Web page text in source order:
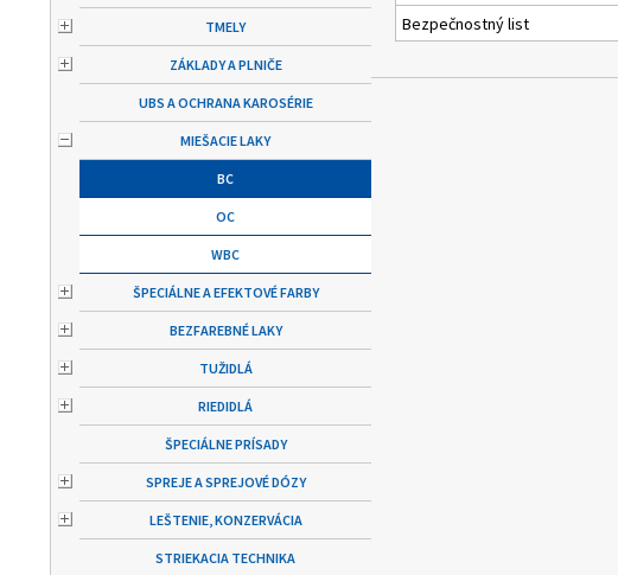
TMELY
ZÁKLADY A PLNIČE
UBS A OCHRANA KAROSÉRIE
MIEŠACIE LAKY
BC
OC
WBC
ŠPECIÁLNE A EFEKTOVÉ FARBY
BEZFAREBNÉ LAKY
TUŽIDLÁ
RIEDIDLÁ
ŠPECIÁLNE PRÍSADY
SPREJE A SPREJOVÉ DÓZY
LEŠTENIE, KONZERVÁCIA
STRIEKACIA TECHNIKA
Bezpečnostný list